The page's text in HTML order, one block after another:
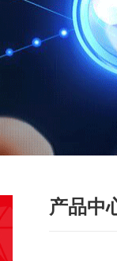
产品中